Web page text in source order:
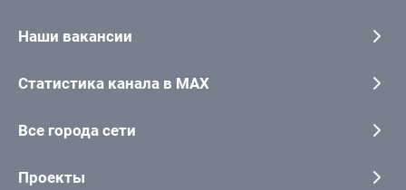
Наши вакансии
Статистика канала в MAX
Все города сети
Проекты